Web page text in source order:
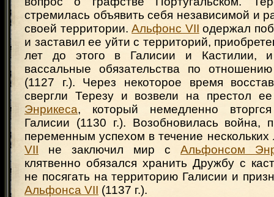
стремилась объявить себя независимой и
своей территории.Альфонс VII одержал
и заставил ее уйти с территорий,
лет до этого в Галисии и Кастилии, и
вассальные обязательства по
(1127 г.). Через некоторое время
свергли Терезу и возвели на престол
Энрикеса, который немедленно
Галисии (1130 г.). Возобновилась война,
переменным успехом в течение нескольких
VII не заключил мир с Альфонсом
клятвенно обязался хранить Дружбу с
не посягать на территорию Галисии и
Альфонса VII (1137 г.).